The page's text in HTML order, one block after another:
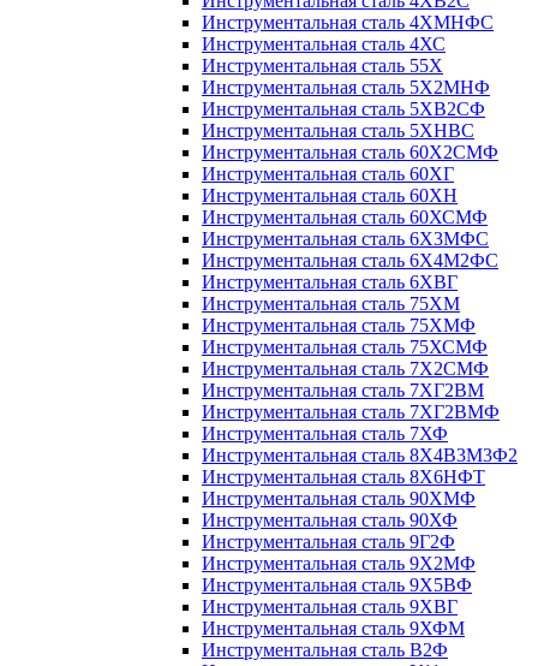
Инструментальная сталь 4ХМНФС
Инструментальная сталь 4ХС
Инструментальная сталь 55Х
Инструментальная сталь 5Х2МНФ
Инструментальная сталь 5ХВ2СФ
Инструментальная сталь 5ХНВС
Инструментальная сталь 60Х2СМФ
Инструментальная сталь 60ХГ
Инструментальная сталь 60ХН
Инструментальная сталь 60ХСМФ
Инструментальная сталь 6Х3МФС
Инструментальная сталь 6Х4М2ФС
Инструментальная сталь 6ХВГ
Инструментальная сталь 75ХМ
Инструментальная сталь 75ХМФ
Инструментальная сталь 75ХСМФ
Инструментальная сталь 7Х2СМФ
Инструментальная сталь 7ХГ2ВМ
Инструментальная сталь 7ХГ2ВМФ
Инструментальная сталь 7ХФ
Инструментальная сталь 8Х4В3М3Ф2
Инструментальная сталь 8Х6НФТ
Инструментальная сталь 90ХМФ
Инструментальная сталь 90ХФ
Инструментальная сталь 9Г2Ф
Инструментальная сталь 9Х2МФ
Инструментальная сталь 9Х5ВФ
Инструментальная сталь 9ХВГ
Инструментальная сталь 9ХФМ
Инструментальная сталь В2Ф